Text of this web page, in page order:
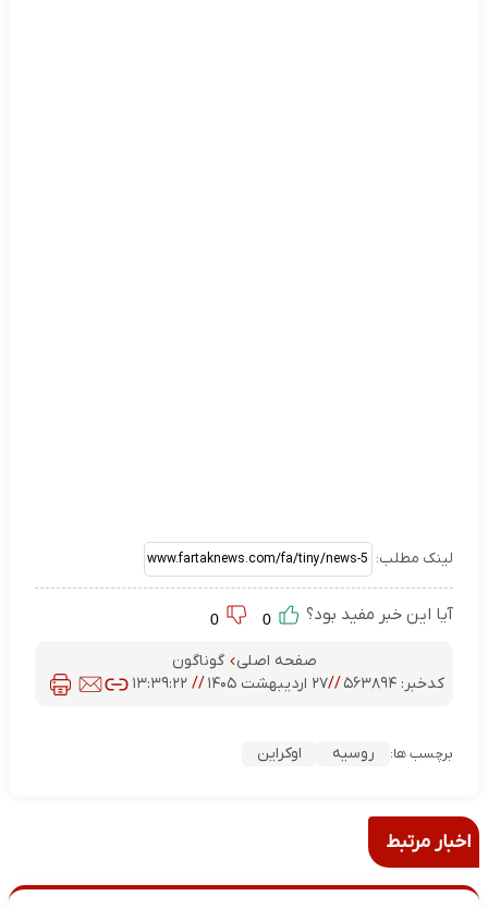
لینک مطلب:
آیا این خبر مفید بود؟
صفحه اصلی
گوناگون
کدخبر: ۵۶۳۸۹۴ //۲۷ اردیبهشت ۱۴۰۵ // ۱۳:۳۹:۲۲
برچسب ها: روسیه اوکراین
اخبار مرتبط